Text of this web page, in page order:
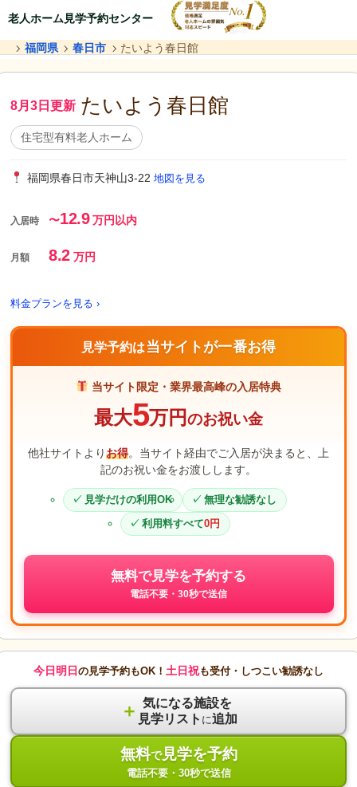
老人ホーム見学予約センター
福岡県 春日市 たいよう春日館
8月3日更新 たいよう春日館
住宅型有料老人ホーム
福岡県春日市天神山3-22 地図を見る
入居時 〜12.9万円以内
月額 8.2万円
料金プランを見る ›
見学予約は当サイトが一番お得
当サイト限定・業界最高峰の入居特典
最大5万円のお祝い金
他社サイトよりお得。当サイト経由でご入居が決まると、上
記のお祝い金をお渡しします。
見学だけの利用OK
無理な勧誘なし
利用料すべて0円
無料で見学を予約する
電話不要・30秒で送信
今日明日 の見学予約もOK！ 土日祝も受付・しつこい勧誘なし
＋ 気になる施設を
見学リスト に追加
無料で見学を予約
電話不要・30秒で送信